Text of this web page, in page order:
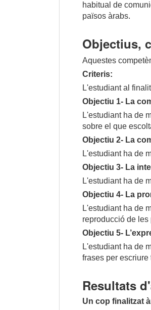
habitual de
països àrabs.
Objectius,
Aquestes
Criteris:
L'estudiant al
Objectiu 1- La
L'estudiant ha de
sobre el que
Objectiu 2- La
L'estudiant ha de
Objectiu 3- La
L'estudiant ha de
Objectiu 4- La
L'estudiant ha de
reproducció de
Objectiu 5-
L'estudiant ha de
frases per escriure
Resultats
Un cop finalitzat